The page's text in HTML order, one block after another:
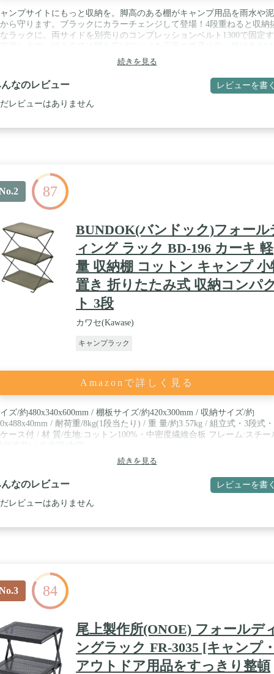
ンプサイトにもっと収納を。脚高のある棚がキャンプ用品を雨水や
ら守ります。ブラックにカラーチェンジして登場！4段重ねると収納
ラックに。両サイドを別売りのコンプレッションベルト1300で固定
重ねて棚付きのローテーブルに。 / サイズ（使用時）/約60×35×23（高
cm サイズ（収納時）/約60×35×1（厚さ）cm 材 質/鉄・カチオ
キ 重量/約1.7kg 分散耐荷重/約30kg / ※商品の色、ラベル等仕
してはメーカーの都合により、若干の変更になる場合がございます
承ください。
続きを見る
なのレビュー レビューを書く
レビューはありません
87
BUNDOK(バンドック)フォール
ィング ラック BD-196 カーキ 軽
量 収納棚 コットン キャンプ 小
置き 折りたたみ式 収納コンパク
ト 3段
カワセ(Kawase)
キャンプラック
Amazonで詳しく見る
ズ/約480x340x600mm / 棚板サイズ/約420x300mm / 収納サイズ/約
/ 耐荷重/8kg(1段当たり) / 重 量/約3.57kg / 組立式・3段式
ース付 / 材 質/生地:コットン100%・中密度繊維合板 フレーム:スチー
続きを見る
なのレビュー レビューを書く
レビューはありません
84
尾上製作所(ONOE) フォールデ
ングラック FR-3035 [キャンプ・
アウトドア用品をすっきり整頓